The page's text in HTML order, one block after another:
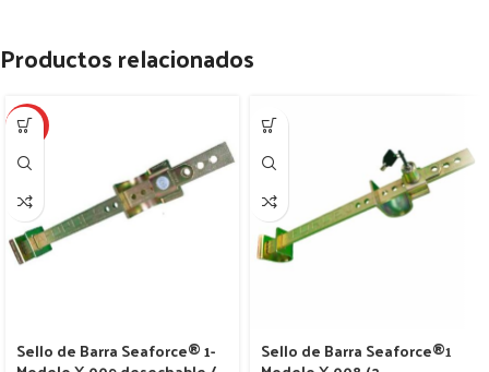
Productos relacionados
HOT
Sello de Barra Seaforce® 1- Sello de Barra Seaforce®1